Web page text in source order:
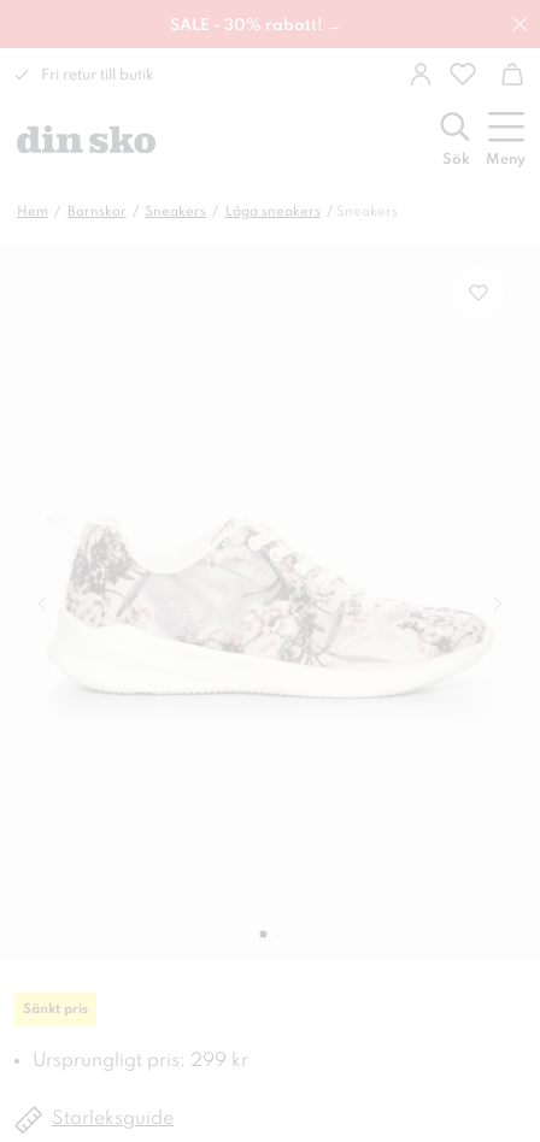
SALE - 30% rabatt! →
Fri retur till butik
Sök Meny
Hem Barnskor Sneakers Låga sneakers Sneakers
Sänkt pris
Ursprungligt pris: 299 kr
Storleksguide